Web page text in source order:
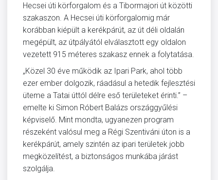
Hecsei úti körforgalom és a Tibormajori út közötti
szakaszon. A Hecsei úti körforgalomig már
korábban kiépült a kerékpárút, az út déli oldalán
megépült, az útpályától elválasztott egy oldalon
vezetett 915 méteres szakasz ennek a folytatása.
„Közel 30 éve működik az Ipari Park, ahol több
ezer ember dolgozik, ráadásul a hetedik fejlesztési
üteme a Tatai úttól délre eső területeket érinti.” –
emelte ki Simon Róbert Balázs országgyűlési
képviselő. Mint mondta, ugyanezen program
részeként valósul meg a Régi Szentiváni úton is a
kerékpárút, amely szintén az ipari területek jobb
megközelítést, a biztonságos munkába járást
szolgálja.